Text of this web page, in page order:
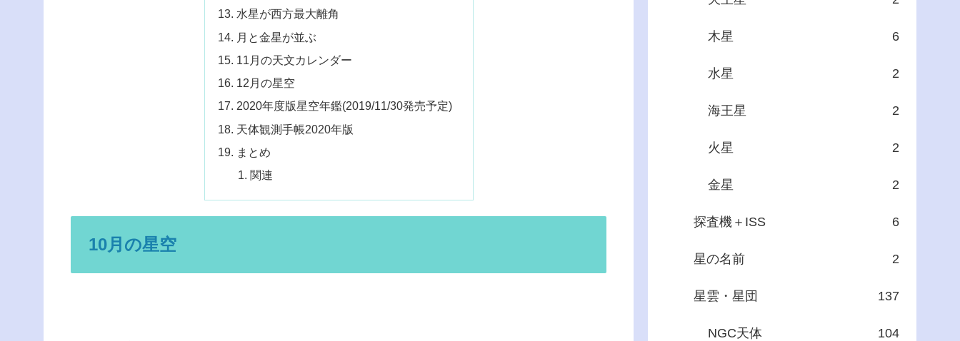
水星が西方最大離角
月と金星が並ぶ
11月の天文カレンダー
12月の星空
2020年度版星空年鑑(2019/11/30発売予定)
天体観測手帳2020年版
まとめ
関連
10月の星空
木星 6
水星 2
海王星 2
火星 2
金星 2
探査機＋ISS 6
星の名前 2
星雲・星団 137
NGC天体 104